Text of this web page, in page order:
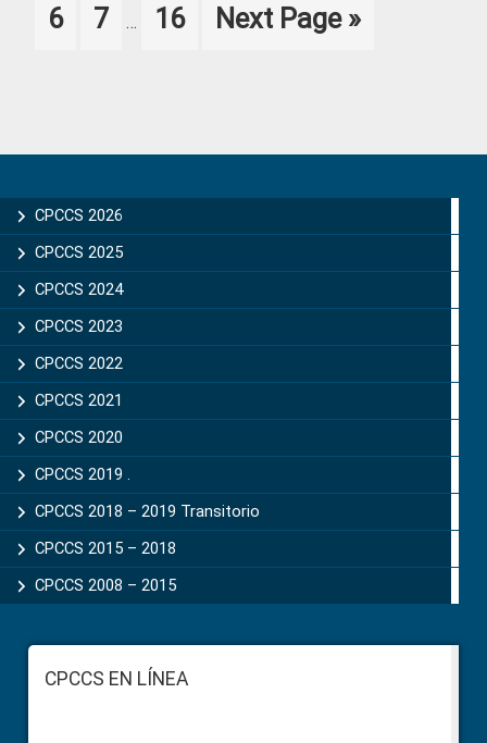
Page
6 Page
7
pages
… Page
16
Go
Next Page »
Sidebar
CPCCS 2026
CPCCS 2025
CPCCS 2024
CPCCS 2023
CPCCS 2022
CPCCS 2021
CPCCS 2020
CPCCS 2019 .
CPCCS 2018 – 2019 Transitorio
CPCCS 2015 – 2018
CPCCS 2008 – 2015
FooterCPCCS EN LÍNEA